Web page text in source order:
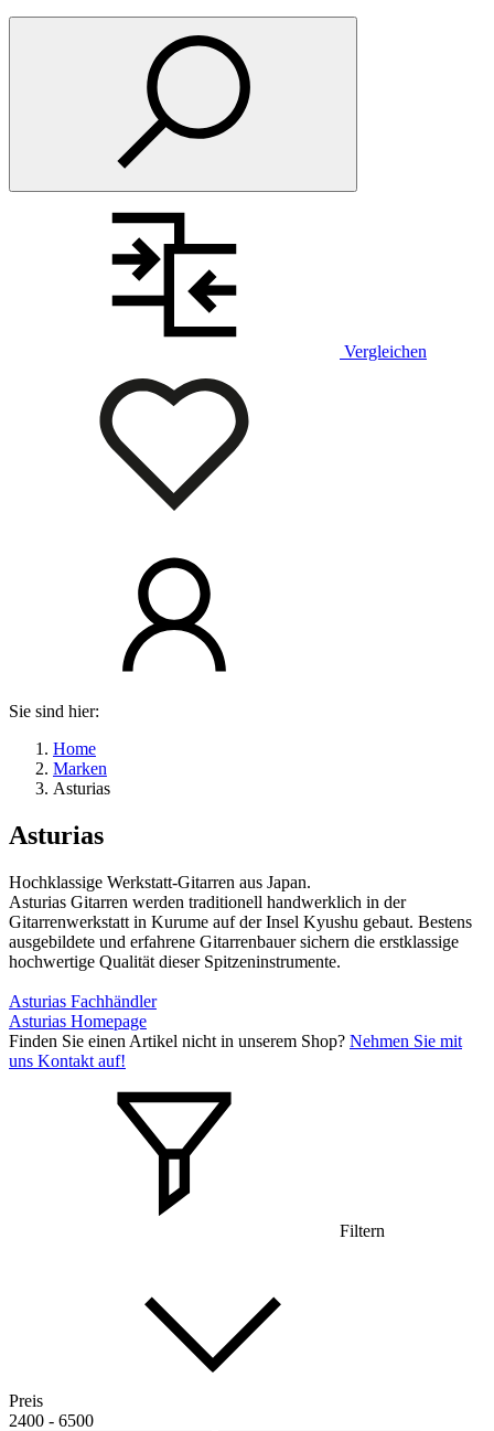
Vergleichen
Sie sind hier:
Home
Marken
Asturias
Asturias
Hochklassige Werkstatt-Gitarren aus Japan.
Asturias Gitarren werden traditionell handwerklich in der
Gitarrenwerkstatt in Kurume auf der Insel Kyushu gebaut. Bestens
ausgebildete und erfahrene Gitarrenbauer sichern die erstklassige
hochwertige Qualität dieser Spitzeninstrumente.
Asturias Fachhändler
Asturias Homepage
Finden Sie einen Artikel nicht in unserem Shop? Nehmen Sie mit
uns Kontakt auf!
Filtern
Preis
2400 - 6500